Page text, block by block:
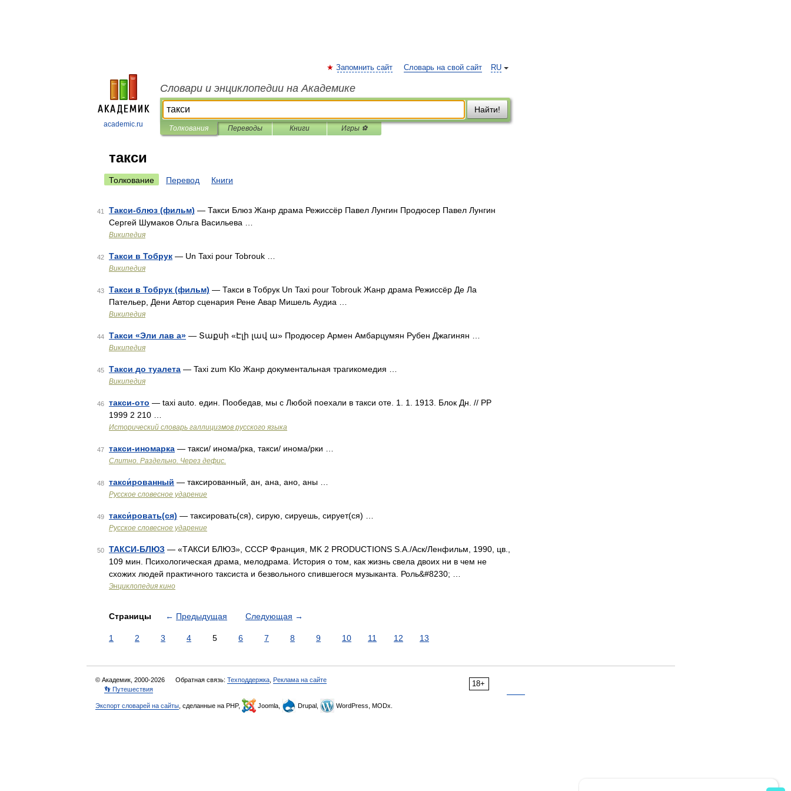
academic.ru
RU
Запомнить сайт Словарь на свой сайт
Словари и энциклопедии на Академике
Найти!
Толкования Переводы Книги Игры ⚽
такси
Толкование Перевод Книги
41 Такси-блюз (фильм) — Такси Блюз Жанр драма Режиссёр Павел Лунгин Продюсер Павел Лунгин
Сергей Шумаков Ольга Васильева …
Википедия
42 Такси в Тобрук — Un Taxi pour Tobrouk …
Википедия
43 Такси в Тобрук (фильм) — Такси в Тобрук Un Taxi pour Tobrouk Жанр драма Режиссёр Де Ла
Пательер, Дени Автор сценария Рене Авар Мишель Аудиа …
Википедия
44 Такси «Эли лав а» — Տաքսի «Էլի լավ ա» Продюсер Армен Амбарцумян Рубен Джагинян …
Википедия
45 Такси до туалета — Taxi zum Klo Жанр документальная трагикомедия …
Википедия
46 такси-ото — taxi auto. един. Пообедав, мы с Любой поехали в такси оте. 1. 1. 1913. Блок Дн. // РР
1999 2 210 …
Исторический словарь галлицизмов русского языка
47 такси-иномарка — такси/ инома/рка, такси/ инома/рки …
Слитно. Раздельно. Через дефис.
48 такси́рованный — таксированный, ан, ана, ано, аны …
Русское словесное ударение
49 такси́ровать(ся) — таксировать(ся), сирую, сируешь, сирует(ся) …
Русское словесное ударение
50 ТАКСИ-БЛЮЗ — «ТАКСИ БЛЮЗ», СССР Франция, MK 2 PRODUCTIONS S.A./Аск/Ленфильм, 1990, цв.,
109 мин. Психологическая драма, мелодрама. История о том, как жизнь свела двоих ни в чем не
схожих людей практичного таксиста и безвольного спившегося музыканта. Роль&#8230; …
Энциклопедия кино
Страницы ← Предыдущая Следующая →
1 2 3 4 5 6 7 8 9 10 11 12 13
18+
© Академик, 2000-2026 Обратная связь: Техподдержка Реклама на сайте
👣 Путешествия
Экспорт словарей на сайты , сделанные на PHP, Joomla, Drupal, WordPress, MODx.